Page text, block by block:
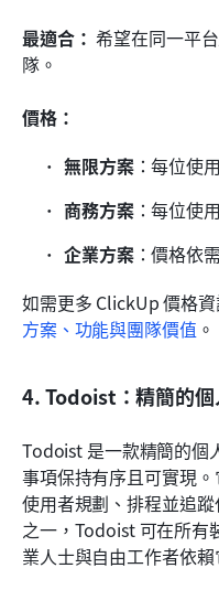
最適合： 希望在同一平
隊。
價格：
無限方案：每位使
商務方案：每位使
企業方案：價格依
如需更多 ClickUp 價格
方案、功能與團隊價值 。
4. Todoist：精簡的
Todoist 是一款精簡的個
事項保持有序且可實現
使用者規劃、排程並追
之一，Todoist 可在所有
業人士與自由工作者依